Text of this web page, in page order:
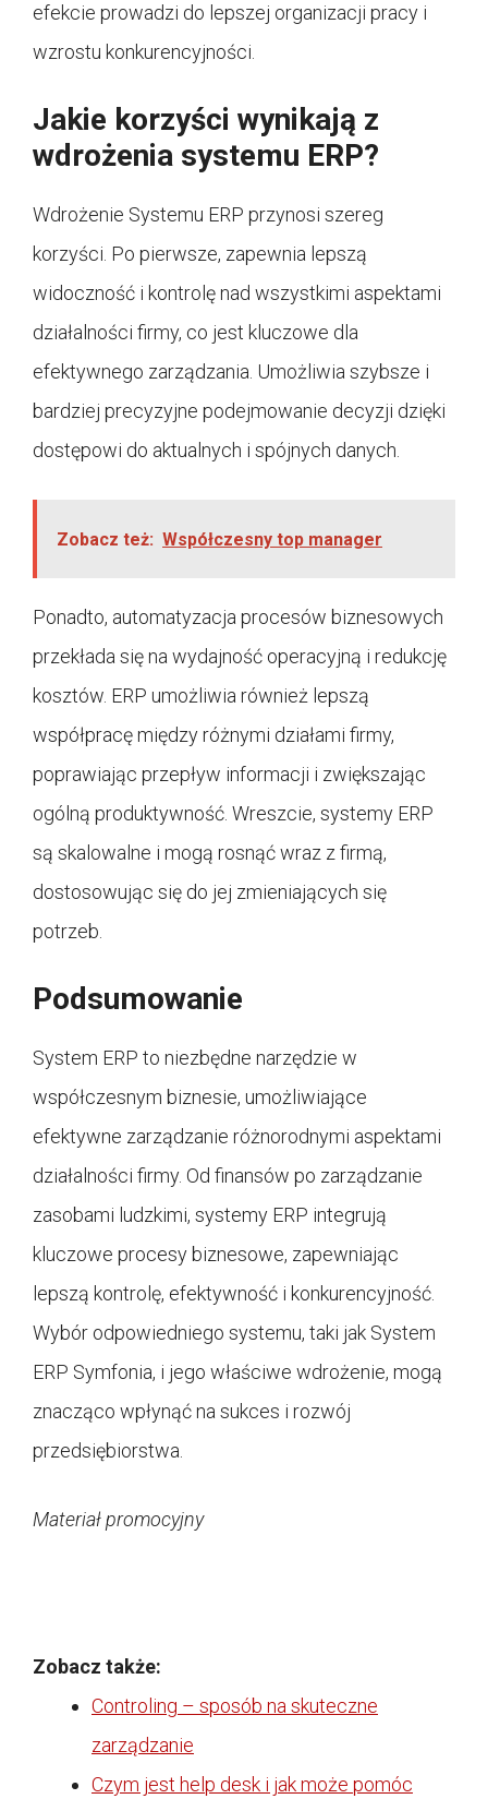
efekcie prowadzi do lepszej organizacji pracy i
wzrostu konkurencyjności.
Jakie korzyści wynikają z
wdrożenia systemu ERP?
Wdrożenie Systemu ERP przynosi szereg
korzyści. Po pierwsze, zapewnia lepszą
widoczność i kontrolę nad wszystkimi aspektami
działalności firmy, co jest kluczowe dla
efektywnego zarządzania. Umożliwia szybsze i
bardziej precyzyjne podejmowanie decyzji dzięki
dostępowi do aktualnych i spójnych danych.
Zobacz też: Współczesny top manager
Ponadto, automatyzacja procesów biznesowych
przekłada się na wydajność operacyjną i redukcję
kosztów. ERP umożliwia również lepszą
współpracę między różnymi działami firmy,
poprawiając przepływ informacji i zwiększając
ogólną produktywność. Wreszcie, systemy ERP
są skalowalne i mogą rosnąć wraz z firmą,
dostosowując się do jej zmieniających się
potrzeb.
Podsumowanie
System ERP to niezbędne narzędzie w
współczesnym biznesie, umożliwiające
efektywne zarządzanie różnorodnymi aspektami
działalności firmy. Od finansów po zarządzanie
zasobami ludzkimi, systemy ERP integrują
kluczowe procesy biznesowe, zapewniając
lepszą kontrolę, efektywność i konkurencyjność.
Wybór odpowiedniego systemu, taki jak System
ERP Symfonia, i jego właściwe wdrożenie, mogą
znacząco wpłynąć na sukces i rozwój
przedsiębiorstwa.
Materiał promocyjny
Zobacz także:
Controling – sposób na skuteczne
zarządzanie
Czym jest help desk i jak może pomóc